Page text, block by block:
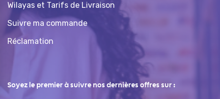
Wilayas et Tarifs de Livraison
Suivre ma commande
Réclamation
Soyez le premier à suivre nos dernières offres sur :